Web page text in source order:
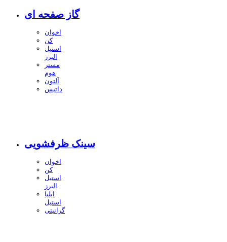
گاز صفحه ای
اخوان
کن
استیل
البرز
مستر
هوم
آلتون
داتیس
سینک ظرفشویی
اخوان
کن
استیل
البرز
ایلیا
استیل
گرانیتی